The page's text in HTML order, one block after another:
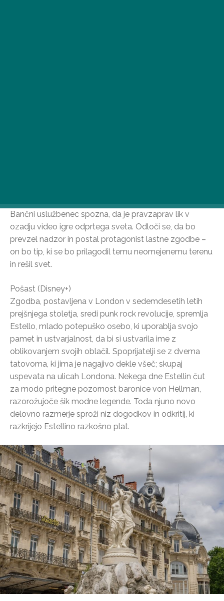
Free Guy (Disney+)
Bančni uslužbenec spozna, da je pravzaprav lik v
ozadju video igre odprtega sveta. Odloči se, da bo
prevzel nadzor in postal protagonist lastne zgodbe –
on bo tip, ki se bo prilagodil temu neomejenemu terenu
in rešil svet.
Pošast (Disney+)
Zgodba, postavljena v London v sedemdesetih letih
prejšnjega stoletja, sredi punk rock revolucije, spremlja
Estello, mlado potepuško osebo, ki uporablja svojo
pamet in ustvarjalnost, da bi si ustvarila ime z
oblikovanjem svojih oblačil. Spoprijatelji se z dvema
tatovoma, ki jima je nagajivo dekle všeč; skupaj
uspevata na ulicah Londona. Nekega dne Estellin čut
za modo pritegne pozornost baronice von Hellman,
razorožujoče šik modne legende. Toda njuno novo
delovno razmerje sproži niz dogodkov in odkritij, ki
razkrijejo Estellino razkošno plat.